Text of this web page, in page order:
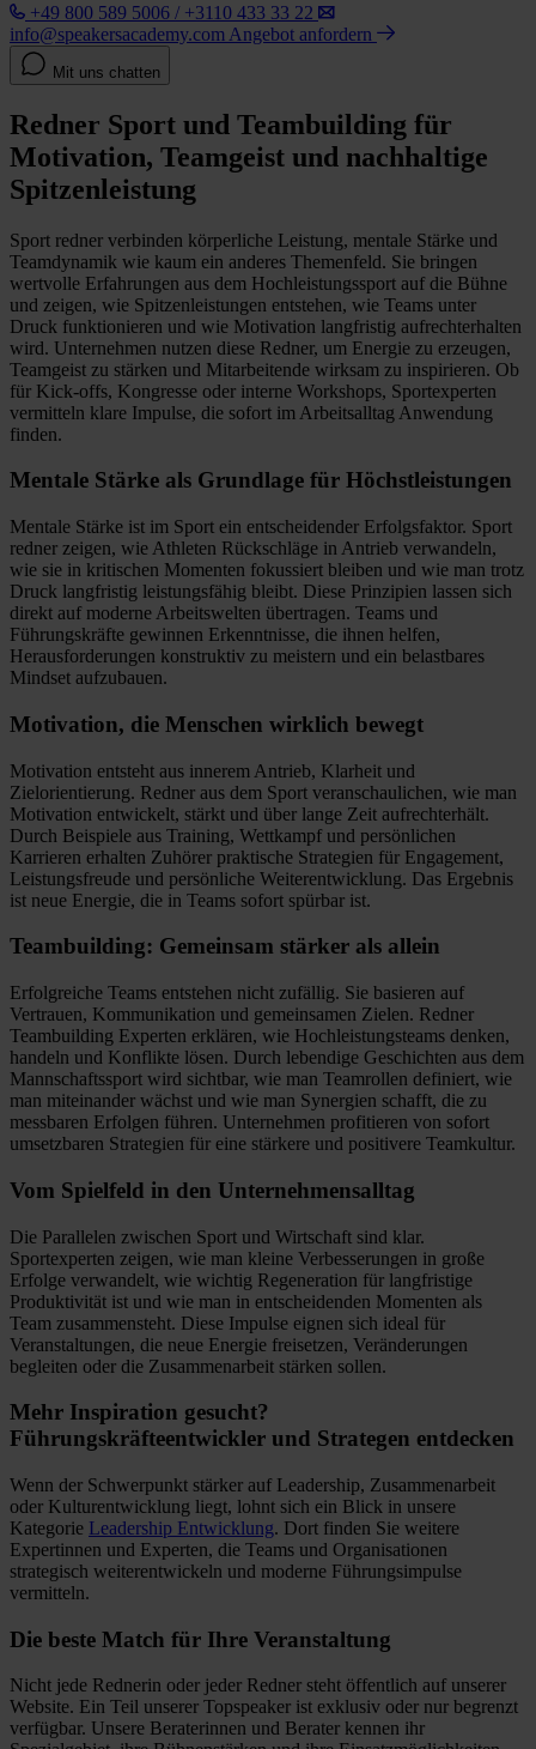
+49 800 589 5006 / +3110 433 33 22
info@speakersacademy.com Angebot anfordern
Mit uns chatten
Redner Sport und Teambuilding für
Motivation, Teamgeist und nachhaltige
Spitzenleistung
Sport redner verbinden körperliche Leistung, mentale Stärke und
Teamdynamik wie kaum ein anderes Themenfeld. Sie bringen
wertvolle Erfahrungen aus dem Hochleistungssport auf die Bühne
und zeigen, wie Spitzenleistungen entstehen, wie Teams unter
Druck funktionieren und wie Motivation langfristig aufrechterhalten
wird. Unternehmen nutzen diese Redner, um Energie zu erzeugen,
Teamgeist zu stärken und Mitarbeitende wirksam zu inspirieren. Ob
für Kick-offs, Kongresse oder interne Workshops, Sportexperten
vermitteln klare Impulse, die sofort im Arbeitsalltag Anwendung
finden.
Mentale Stärke als Grundlage für Höchstleistungen
Mentale Stärke ist im Sport ein entscheidender Erfolgsfaktor. Sport
redner zeigen, wie Athleten Rückschläge in Antrieb verwandeln,
wie sie in kritischen Momenten fokussiert bleiben und wie man trotz
Druck langfristig leistungsfähig bleibt. Diese Prinzipien lassen sich
direkt auf moderne Arbeitswelten übertragen. Teams und
Führungskräfte gewinnen Erkenntnisse, die ihnen helfen,
Herausforderungen konstruktiv zu meistern und ein belastbares
Mindset aufzubauen.
Motivation, die Menschen wirklich bewegt
Motivation entsteht aus innerem Antrieb, Klarheit und
Zielorientierung. Redner aus dem Sport veranschaulichen, wie man
Motivation entwickelt, stärkt und über lange Zeit aufrechterhält.
Durch Beispiele aus Training, Wettkampf und persönlichen
Karrieren erhalten Zuhörer praktische Strategien für Engagement,
Leistungsfreude und persönliche Weiterentwicklung. Das Ergebnis
ist neue Energie, die in Teams sofort spürbar ist.
Teambuilding: Gemeinsam stärker als allein
Erfolgreiche Teams entstehen nicht zufällig. Sie basieren auf
Vertrauen, Kommunikation und gemeinsamen Zielen. Redner
Teambuilding Experten erklären, wie Hochleistungsteams denken,
handeln und Konflikte lösen. Durch lebendige Geschichten aus dem
Mannschaftssport wird sichtbar, wie man Teamrollen definiert, wie
man miteinander wächst und wie man Synergien schafft, die zu
messbaren Erfolgen führen. Unternehmen profitieren von sofort
umsetzbaren Strategien für eine stärkere und positivere Teamkultur.
Vom Spielfeld in den Unternehmensalltag
Die Parallelen zwischen Sport und Wirtschaft sind klar.
Sportexperten zeigen, wie man kleine Verbesserungen in große
Erfolge verwandelt, wie wichtig Regeneration für langfristige
Produktivität ist und wie man in entscheidenden Momenten als
Team zusammensteht. Diese Impulse eignen sich ideal für
Veranstaltungen, die neue Energie freisetzen, Veränderungen
begleiten oder die Zusammenarbeit stärken sollen.
Mehr Inspiration gesucht?
Führungskräfteentwickler und Strategen entdecken
Wenn der Schwerpunkt stärker auf Leadership, Zusammenarbeit
oder Kulturentwicklung liegt, lohnt sich ein Blick in unsere
Kategorie Leadership Entwicklung. Dort finden Sie weitere
Expertinnen und Experten, die Teams und Organisationen
strategisch weiterentwickeln und moderne Führungsimpulse
vermitteln.
Die beste Match für Ihre Veranstaltung
Nicht jede Rednerin oder jeder Redner steht öffentlich auf unserer
Website. Ein Teil unserer Topspeaker ist exklusiv oder nur begrenzt
verfügbar. Unsere Beraterinnen und Berater kennen ihr